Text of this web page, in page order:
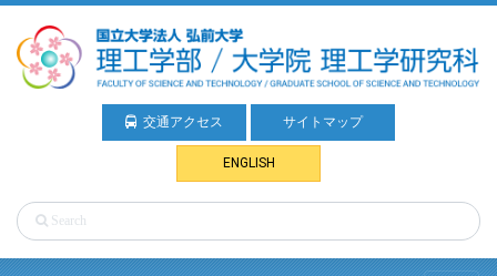
交通アクセス サイトマップ
ENGLISH